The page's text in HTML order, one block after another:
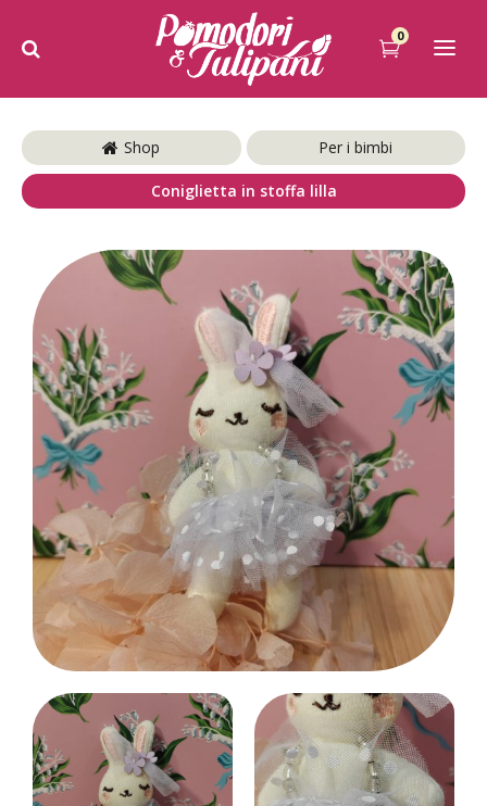
0
Shop Per i bimbi
Coniglietta in stoffa lilla